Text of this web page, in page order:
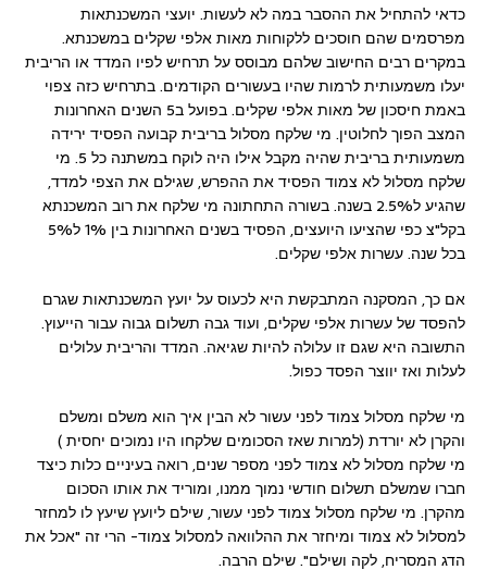
כדאי להתחיל את ההסבר במה לא לעשות. יועצי המשכנתאות
מפרסמים שהם חוסכים ללקוחות מאות אלפי שקלים במשכנתא.
במקרים רבים החישוב שלהם מבוסס על תרחיש לפיו המדד או הריבית
יעלו משמעותית לרמות שהיו בעשורים הקודמים. בתרחיש כזה צפוי
באמת חיסכון של מאות אלפי שקלים. בפועל ב5 השנים האחרונות
המצב הפוך לחלוטין. מי שלקח מסלול בריבית קבועה הפסיד ירידה
משמעותית בריבית שהיה מקבל אילו היה לוקח במשתנה כל 5. מי
שלקח מסלול לא צמוד הפסיד את ההפרש, שגילם את הצפי למדד,
שהגיע ל2.5% בשנה. בשורה התחתונה מי שלקח את רוב המשכנתא
בקל"צ כפי שהציעו היועצים, הפסיד בשנים האחרונות בין 1% ל5%
בכל שנה. עשרות אלפי שקלים.
אם כך, המסקנה המתבקשת היא לכעוס על יועץ המשכנתאות שגרם
להפסד של עשרות אלפי שקלים, ועוד גבה תשלום גבוה עבור הייעוץ.
התשובה היא שגם זו עלולה להיות שגיאה. המדד והריבית עלולים
לעלות ואז יווצר הפסד כפול.
מי שלקח מסלול צמוד לפני עשור לא הבין איך הוא משלם ומשלם
והקרן לא יורדת (למרות שאז הסכומים שלקחו היו נמוכים יחסית )
מי שלקח מסלול לא צמוד לפני מספר שנים, רואה בעיניים כלות כיצד
חברו שמשלם תשלום חודשי נמוך ממנו, ומוריד את אותו הסכום
מהקרן. מי שלקח מסלול צמוד לפני עשור, שילם ליועץ שיעץ לו למחזר
למסלול לא צמוד ומיחזר את ההלוואה למסלול צמוד- הרי זה "אכל את
הדג המסריח, לקה ושילם". שילם הרבה.